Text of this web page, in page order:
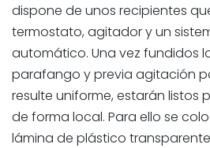
dispone de unos recipientes
termostato, agitador y un
automático. Una vez fundidos
parafango y previa agitación
resulte uniforme, estarán listos
de forma local. Para ello se
lámina de plástico